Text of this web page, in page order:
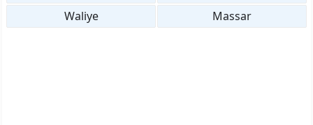
Massar
Waliye